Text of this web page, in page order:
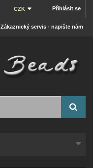
Přihlásit se
CZK
Zákaznický servis - napište nám